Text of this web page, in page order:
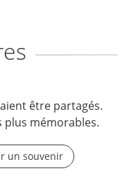
être partagés.
plus mémorables.
un souvenir